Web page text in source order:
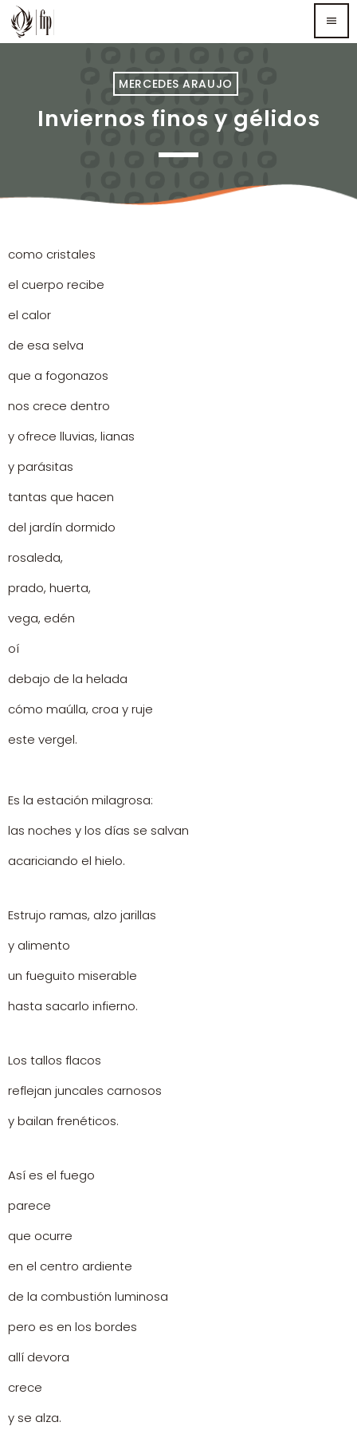
menu
Sorry, there is nothing for the moment.
MERCEDES ARAUJO
Inviernos finos y gélidos
como cristales
el cuerpo recibe
el calor
de esa selva
que a fogonazos
nos crece dentro
y ofrece lluvias, lianas
y parásitas
tantas que hacen
del jardín dormido
rosaleda,
prado, huerta,
vega, edén
oí
debajo de la helada
cómo maúlla, croa y ruje
este vergel.
Es la estación milagrosa:
las noches y los días se salvan
acariciando el hielo.
Estrujo ramas, alzo jarillas
y alimento
un fueguito miserable
hasta sacarlo infierno.
Los tallos flacos
reflejan juncales carnosos
y bailan frenéticos.
Así es el fuego
parece
que ocurre
en el centro ardiente
de la combustión luminosa
pero es en los bordes
allí devora
crece
y se alza.